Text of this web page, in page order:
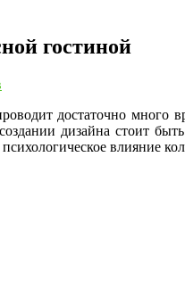
гостиной
проводит достаточно
дизайна стоит
влияние